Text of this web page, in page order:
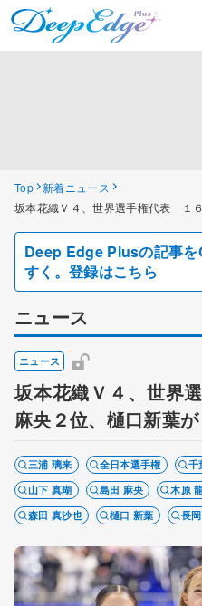
Top 新着ニュース
坂本花織Ｖ４、世界選手権代表 １
Deep Edge Plusの記事
すく。登録はこちら
ニュース
ニュース
坂本花織Ｖ４、世界
麻央２位、樋口新葉
三浦 璃来 全日本選手権 千
山下 真瑚
島田 麻央 木原
森田 真沙也
樋口 新葉 長